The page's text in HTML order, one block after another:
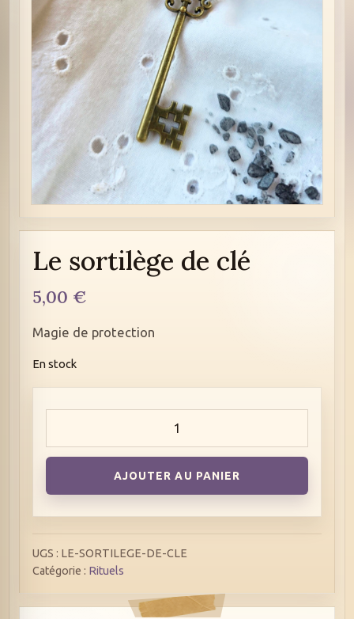
Le sortilège de clé
5,00 €
Magie de protection
En stock
sortilège
de
AJOUTER AU PANIER
UGS : LE-SORTILEGE-DE-CLE
Catégorie : Rituels